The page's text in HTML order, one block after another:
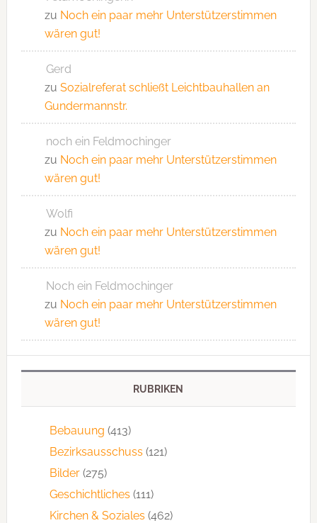
zu Noch ein paar mehr Unterstützerstimmen
wären gut!
Gerd
zu Sozialreferat schließt Leichtbauhallen an
Gundermannstr.
noch ein Feldmochinger
zu Noch ein paar mehr Unterstützerstimmen
wären gut!
Wolfi
zu Noch ein paar mehr Unterstützerstimmen
wären gut!
Noch ein Feldmochinger
zu Noch ein paar mehr Unterstützerstimmen
wären gut!
RUBRIKEN
Bebauung (413)
Bezirksausschuss (121)
Bilder(275)
Geschichtliches (111)
Kirchen & Soziales (462)